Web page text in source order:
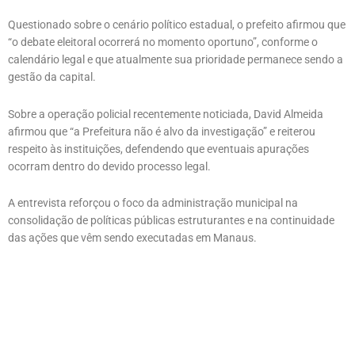
Questionado sobre o cenário político estadual, o prefeito afirmou que
“o debate eleitoral ocorrerá no momento oportuno”, conforme o
calendário legal e que atualmente sua prioridade permanece sendo a
gestão da capital.
Sobre a operação policial recentemente noticiada, David Almeida
afirmou que “a Prefeitura não é alvo da investigação” e reiterou
respeito às instituições, defendendo que eventuais apurações
ocorram dentro do devido processo legal.
A entrevista reforçou o foco da administração municipal na
consolidação de políticas públicas estruturantes e na continuidade
das ações que vêm sendo executadas em Manaus.